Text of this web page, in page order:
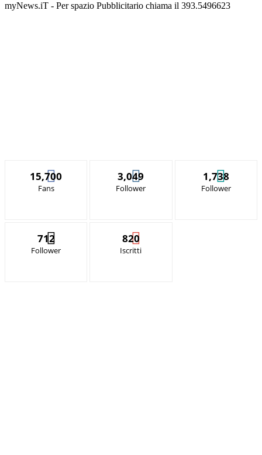
myNews.iT - Per spazio Pubblicitario chiama il 393.5496623
15,700
Fans
3,049
Follower
1,738
Follower
712
Follower
820
Iscritti